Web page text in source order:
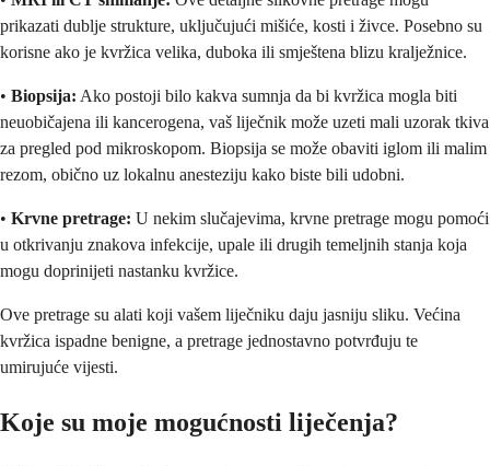
prikazati dublje strukture, uključujući mišiće, kosti i živce. Posebno su
korisne ako je kvržica velika, duboka ili smještena blizu kralježnice.
• Biopsija: Ako postoji bilo kakva sumnja da bi kvržica mogla biti
neuobičajena ili kancerogena, vaš liječnik može uzeti mali uzorak tkiva
za pregled pod mikroskopom. Biopsija se može obaviti iglom ili malim
rezom, obično uz lokalnu anesteziju kako biste bili udobni.
• Krvne pretrage: U nekim slučajevima, krvne pretrage mogu pomoći
u otkrivanju znakova infekcije, upale ili drugih temeljnih stanja koja
mogu doprinijeti nastanku kvržice.
Ove pretrage su alati koji vašem liječniku daju jasniju sliku. Većina
kvržica ispadne benigne, a pretrage jednostavno potvrđuju te
umirujuće vijesti.
Koje su moje mogućnosti liječenja?